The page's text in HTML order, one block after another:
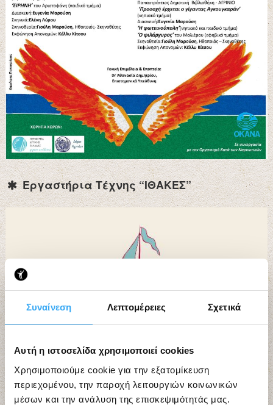
Συναίνεση Λεπτομέρειες Σχετικά
Αυτή η ιστοσελίδα χρησιμοποιεί cookies
Χρησιμοποιούμε cookie για την εξατομίκευση
περιεχομένου, την παροχή λειτουργιών κοινωνικών
μέσων και την ανάλυση της επισκεψιμότητάς μας.
Εργαστήρια Τέχνης “ΙΘΑΚΕΣ”